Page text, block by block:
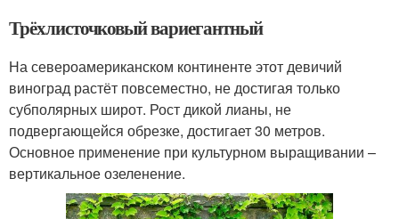
Трёхлисточковый вариегантный
На североамериканском континенте этот девичий
виноград растёт повсеместно, не достигая только
субполярных широт. Рост дикой лианы, не
подвергающейся обрезке, достигает 30 метров.
Основное применение при культурном выращивании –
вертикальное озеленение.